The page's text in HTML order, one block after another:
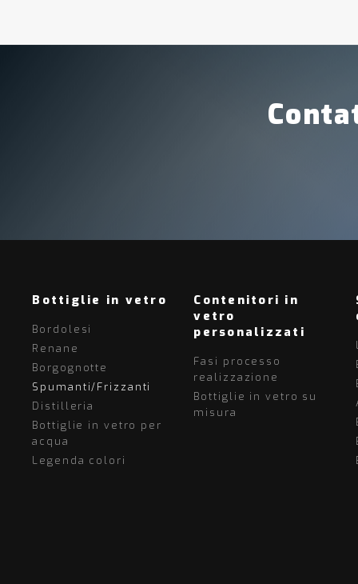
Bottiglie in vetro
Bordolesi
Renane
Borgognotte
Spumanti/Frizzanti
Distilleria
Bottiglie in vetro per
acqua
Legenda colori
Contenitori in
vetro
personalizzati
Fasi processo
realizzazione
Bottiglie in vetro su
misura